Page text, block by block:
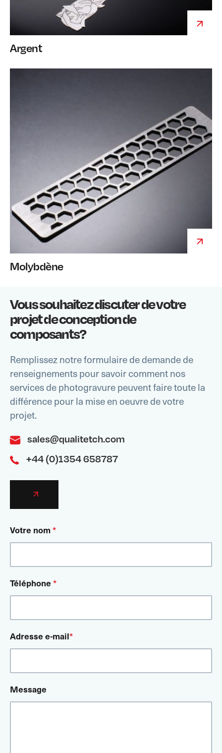
Argent
Molybdène
Vous souhaitez discuter de votre
projet de conception de
composants?
Remplissez notre formulaire de demande de
renseignements pour savoir comment nos
services de photogravure peuvent faire toute la
différence pour la mise en oeuvre de votre
projet.
sales@qualitetch.com
+44 (0)1354 658787
Votre nom*
Téléphone*
Adresse e-mail*
Message